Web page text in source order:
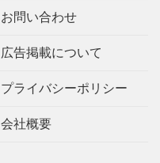
お問い合わせ
広告掲載について
プライバシーポリシー
会社概要